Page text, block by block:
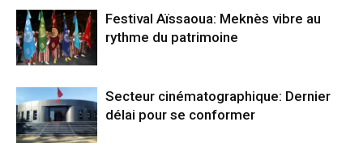
Festival Aïssaoua: Meknès vibre au
rythme du patrimoine
Secteur cinématographique: Dernier
délai pour se conformer